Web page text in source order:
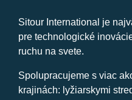
Sitour International je
pre technologické
ruchu na svete.
Spolupracujeme s viac
krajinách: lyžiarskymi